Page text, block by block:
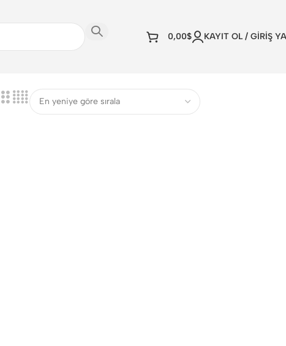
0,00$ KAYIT OL / GİRİŞ